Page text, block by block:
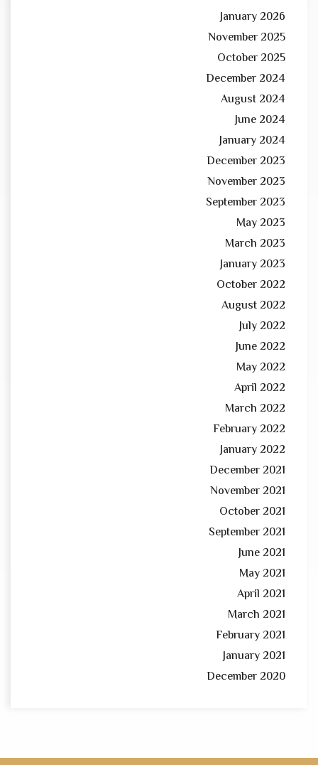
January 2026
November 2025
October 2025
December 2024
August 2024
June 2024
January 2024
December 2023
November 2023
September 2023
May 2023
March 2023
January 2023
October 2022
August 2022
July 2022
June 2022
May 2022
April 2022
March 2022
February 2022
January 2022
December 2021
November 2021
October 2021
September 2021
June 2021
May 2021
April 2021
March 2021
February 2021
January 2021
December 2020